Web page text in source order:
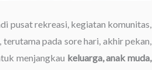
pusat rekreasi, kegiatan komunitas,
pada sore hari, akhir pekan,
menjangkau keluarga, anak muda,